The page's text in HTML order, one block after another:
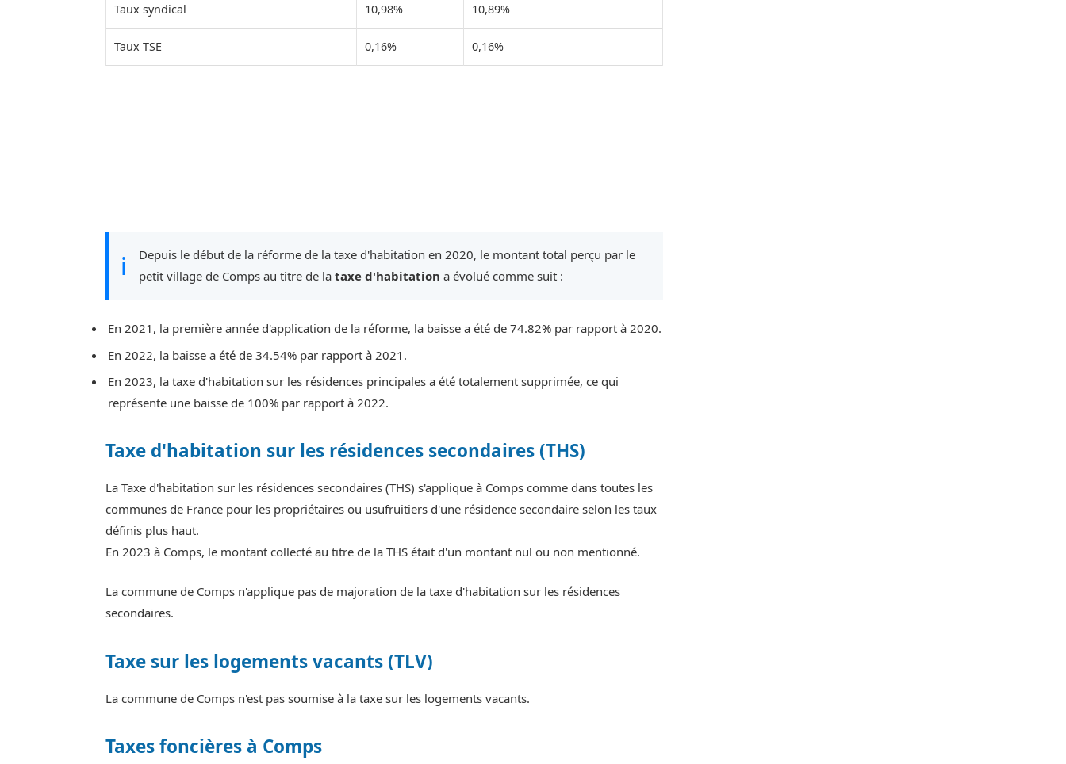
Taux syndical 10,98% 10,89%
Taux TSE 0,16% 0,16%
ℹ
Depuis le début de la réforme de la taxe d'habitation en 2020, le montant total perçu par le
petit village de Comps au titre de la taxe d'habitation a évolué comme suit :
En 2021, la première année d'application de la réforme, la baisse a été de 74.82% par rapport à 2020.
En 2022, la baisse a été de 34.54% par rapport à 2021.
En 2023, la taxe d'habitation sur les résidences principales a été totalement supprimée, ce qui
représente une baisse de 100% par rapport à 2022.
Taxe d'habitation sur les résidences secondaires (THS)
La Taxe d'habitation sur les résidences secondaires (THS) s'applique à Comps comme dans toutes les
communes de France pour les propriétaires ou usufruitiers d'une résidence secondaire selon les taux
définis plus haut.
En 2023 à Comps, le montant collecté au titre de la THS était d'un montant nul ou non mentionné.
La commune de Comps n'applique pas de majoration de la taxe d'habitation sur les résidences
secondaires.
Taxe sur les logements vacants (TLV)
La commune de Comps n'est pas soumise à la taxe sur les logements vacants.
Taxes foncières à Comps